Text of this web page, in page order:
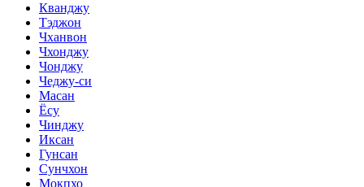
Кванджу
Тэджон
Чханвон
Чхонджу
Чонджу
Чеджу-си
Масан
Ёсу
Чинджу
Иксан
Гунсан
Сунчхон
Мокпхо